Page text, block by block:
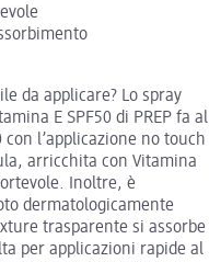
da applicare? Lo spray
E SPF50 di PREP fa al
l’applicazione no touch
arricchita con Vitamina
Inoltre, è
dermatologicamente
trasparente si assorbe
per applicazioni rapide al